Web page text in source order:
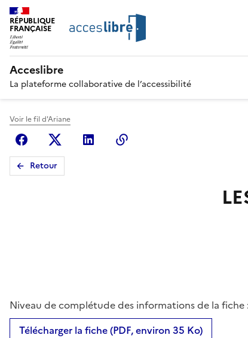
RÉPUBLIQUE
FRANÇAISE
Acceslibre
La plateforme collaborative de l’accessibilité
Voir le fil d'Ariane
FacebookX (anciennement Twitter)
Linkedin
Retour
Niveau de complétude des informations de la fiche :
Télécharger la fiche (PDF, environ 35 Ko)